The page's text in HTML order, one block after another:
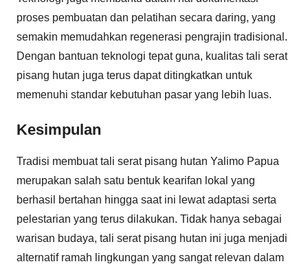
proses pembuatan dan pelatihan secara daring, yang
semakin memudahkan regenerasi pengrajin tradisional.
Dengan bantuan teknologi tepat guna, kualitas tali serat
pisang hutan juga terus dapat ditingkatkan untuk
memenuhi standar kebutuhan pasar yang lebih luas.
Kesimpulan
Tradisi membuat tali serat pisang hutan Yalimo Papua
merupakan salah satu bentuk kearifan lokal yang
berhasil bertahan hingga saat ini lewat adaptasi serta
pelestarian yang terus dilakukan. Tidak hanya sebagai
warisan budaya, tali serat pisang hutan ini juga menjadi
alternatif ramah lingkungan yang sangat relevan dalam